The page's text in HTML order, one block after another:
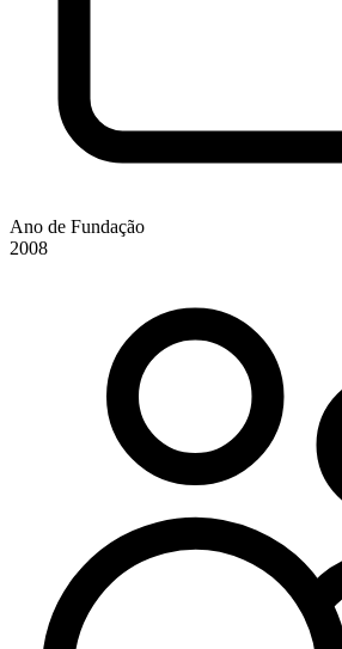
Ano de Fundação
2008